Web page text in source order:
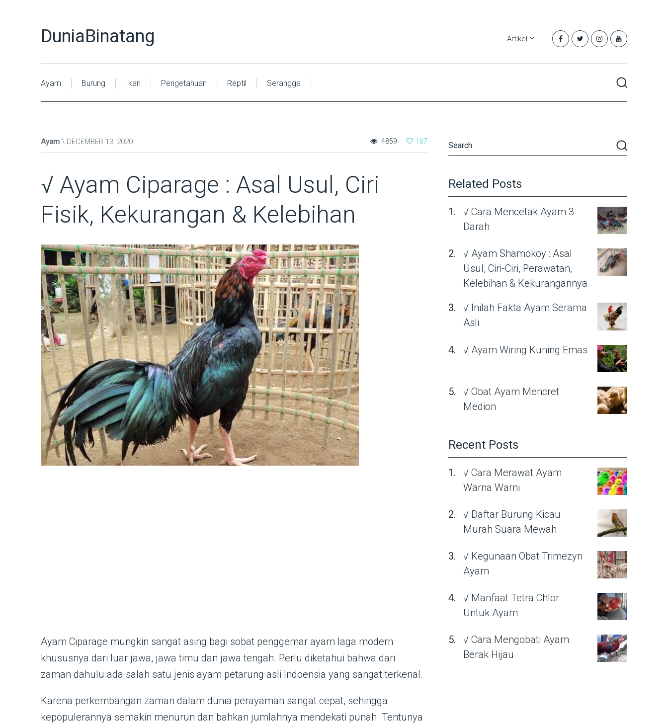
DuniaBinatang Artikel
Ayam Burung Ikan Pengetahuan Reptil Serangga
Ayam DECEMBER 13, 2020 167
4859
√ Ayam Ciparage : Asal Usul, Ciri
Fisik, Kekurangan & Kelebihan
Ayam Ciparage mungkin sangat asing bagi sobat penggemar ayam laga modern
khususnya dari luar jawa, jawa timu dan jawa tengah. Perlu diketahui bahwa dari
zaman dahulu ada salah satu jenis ayam petarung asli Indoensia yang sangat terkenal.
Karena perkembangan zaman dalam dunia perayaman sangat cepat, sehingga
kepopulerannya semakin menurun dan bahkan jumlahnya mendekati punah. Tentunya
Related Posts
√ Cara Mencetak Ayam 3
Darah
√ Ayam Shamokoy : Asal
Usul, Ciri-Ciri, Perawatan,
Kelebihan & Kekurangannya
√ Inilah Fakta Ayam Serama
Asli
√ Ayam Wiring Kuning Emas
√ Obat Ayam Mencret
Medion
Recent Posts
√ Cara Merawat Ayam
Warna Warni
√ Daftar Burung Kicau
Murah Suara Mewah
√ Kegunaan Obat Trimezyn
Ayam
√ Manfaat Tetra Chlor
Untuk Ayam
√ Cara Mengobati Ayam
Berak Hijau